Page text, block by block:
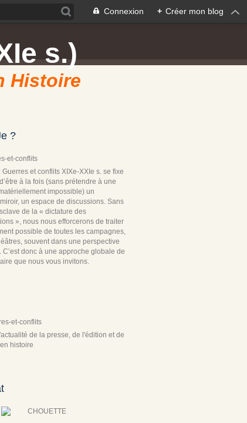
Connexion + Créer mon blog
s.)
Histoire
?
et-conflits
: Guerres et conflits XIXe-XXIe s. se fixe
à la fois (sans prétendre à une
impossible) un
un espace de discussions. Sans
de la « dictature des
», nous nous efforcerons de traiter
possible de toutes les campagnes,
souvent dans une perspective
C’est donc à une approche globale de
que nous vous invitons.
et-conflits
de la presse, de l'édition et de
histoire